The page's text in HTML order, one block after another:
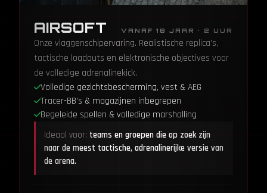
AIRSOFT VANAF 18 JAAR · 2 UUR
Onze vlaggenschipervaring. Realistische replica's,
tactische loadouts en elektronische objectives voor
de volledige adrenalinekick.
Volledige gezichtsbescherming, vest & AEG
Tracer-BB's & magazijnen inbegrepen
Begeleide spellen & volledige marshalling
Ideaal voor: teams en groepen die op zoek zijn
naar de meest tactische, adrenalinerijke versie van
de arena.